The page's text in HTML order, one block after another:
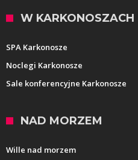
W KARKONOSZACH
SPA Karkonosze
Noclegi Karkonosze
Sale konferencyjne Karkonosze
NAD MORZEM
Wille nad morzem